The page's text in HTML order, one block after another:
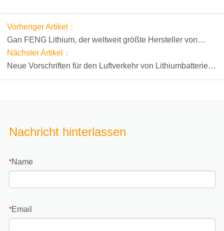
Vorheriger Artikel：
Gan FENG Lithium, der weltweit größte Hersteller von
Lithiummetallen, wurde erfolgreich in Übersee gelistet
Nächster Artikel：
Neue Vorschriften für den Luftverkehr von Lithiumbatterien
werden 2018 umgesetzt.
Nachricht hinterlassen
*Name
*Email